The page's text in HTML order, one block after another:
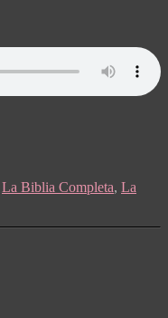
La Biblia Completa, La